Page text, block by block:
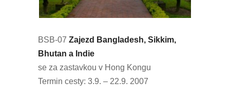
BSB-07 Zajezd Bangladesh, Sikkim,
Bhutan a Indie
se za zastavkou v Hong Kongu
Termin cesty: 3.9. – 22.9. 2007